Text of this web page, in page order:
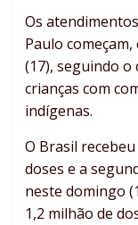
Os
Paulo
(17), seguindo
crianças com
indígenas.
O Brasil
doses e a
neste domingo
1,2 milhão de